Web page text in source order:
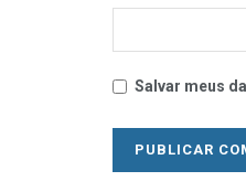
Salvar meus